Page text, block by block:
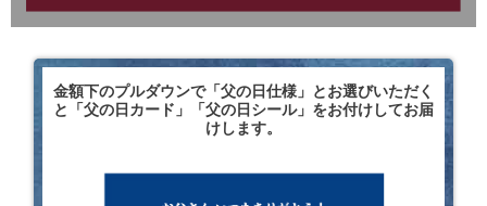
金額下のプルダウンで「父の日仕様」とお選びいただく
と「父の日カード」「父の日シール」をお付けしてお届
けします。